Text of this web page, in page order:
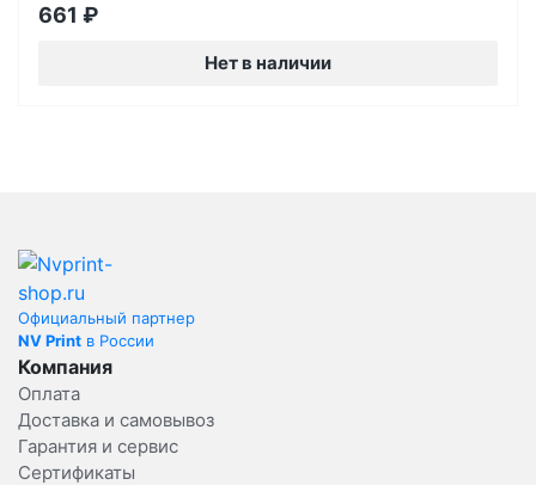
661 ₽
Нет в наличии
Официальный партнер
NV Print в России
Компания
Оплата
Доставка и самовывоз
Гарантия и сервис
Сертификаты